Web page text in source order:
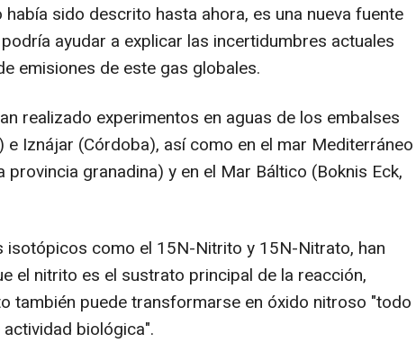
sido descrito hasta ahora, es una nueva fuente
ayudar a explicar las incertidumbres actuales
emisiones de este gas globales.
realizado experimentos en aguas de los embalses
e Iznájar (Córdoba), así como en el mar Mediterráneo
provincia granadina) y en el Mar Báltico (Boknis Eck,
isotópicos como el 15N-Nitrito y 15N-Nitrato, han
el nitrito es el sustrato principal de la reacción,
también puede transformarse en óxido nitroso "todo
biológica".